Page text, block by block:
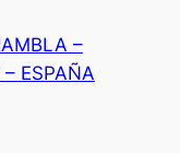
–
ESPAÑA